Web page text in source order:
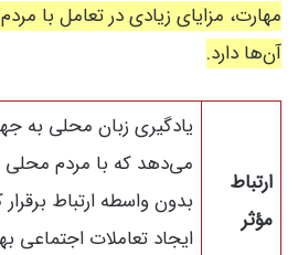
مهارت، مزایای زیادی در تعامل با
آن‌ها دارد.
ارتباط
مؤثر
یادگیری زبان محلی به
می‌دهد که با مردم
بدون واسطه ارتباط
ایجاد تعاملات اجتماعی